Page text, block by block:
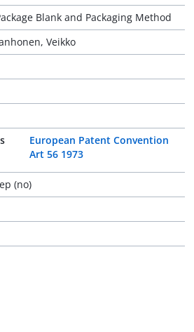
Blank and Packaging Method
Veikko
European Patent Convention
Art 56 1973
(no)